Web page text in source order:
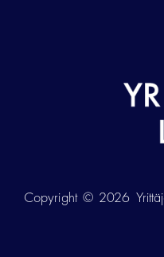
Copyright © 2026